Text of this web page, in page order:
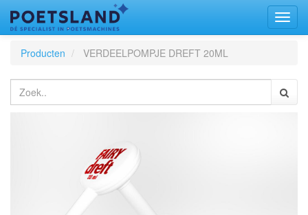
Producten
VERDEELPOMPJE DREFT 20ML